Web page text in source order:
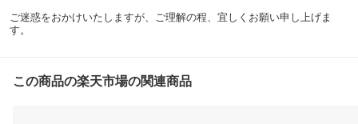
ご迷惑をおかけいたしますが、ご理解の程、宜しくお願い申し上げま
す。
この商品の楽天市場の関連商品